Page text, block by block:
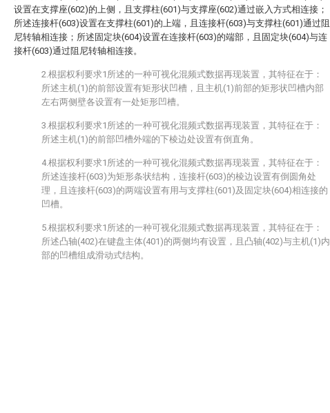
设置在支撑座(602)的上侧，且支撑柱(601)与支撑座(602)通过嵌入方式相连接；
所述连接杆(603)设置在支撑柱(601)的上端，且连接杆(603)与支撑柱(601)通过阻
尼转轴相连接；所述固定块(604)设置在连接杆(603)的端部，且固定块(604)与连
接杆(603)通过阻尼转轴相连接。
2.根据权利要求1所述的一种可视化混频式数据再现装置，其特征在于：
所述主机(1)的前部设置有矩形状凹槽，且主机(1)前部的矩形状凹槽内部
左右两侧壁各设置有一处矩形凹槽。
3.根据权利要求1所述的一种可视化混频式数据再现装置，其特征在于：
所述主机(1)的前部凹槽外端的下棱边处设置有倒直角。
4.根据权利要求1所述的一种可视化混频式数据再现装置，其特征在于：
所述连接杆(603)为矩形条状结构，连接杆(603)的棱边设置有倒圆角处
理，且连接杆(603)的两端设置有用与支撑柱(601)及固定块(604)相连接的
凹槽。
5.根据权利要求1所述的一种可视化混频式数据再现装置，其特征在于：
所述凸轴(402)在键盘主体(401)的两侧均有设置，且凸轴(402)与主机(1)内
部的凹槽组成滑动式结构。